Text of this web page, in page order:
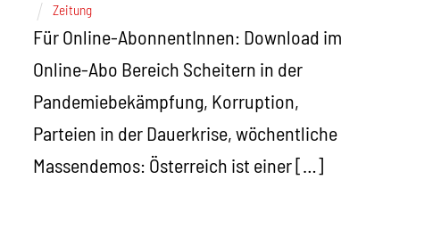
Zeitung
Für Online-AbonnentInnen: Download im
Online-Abo Bereich Scheitern in der
Pandemiebekämpfung, Korruption,
Parteien in der Dauerkrise, wöchentliche
Massendemos: Österreich ist einer […]